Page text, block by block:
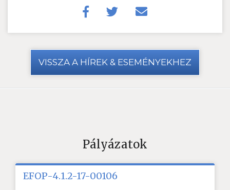
VISSZA A HÍREK & ESEMÉNYEKHEZ
Pályázatok
EFOP-4.1.2-17-00106